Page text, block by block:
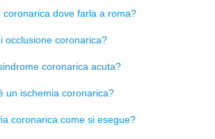
coronarica dove farla a roma?
occlusione coronarica?
coronarica acuta?
un ischemia coronarica?
coronarica come si esegue?